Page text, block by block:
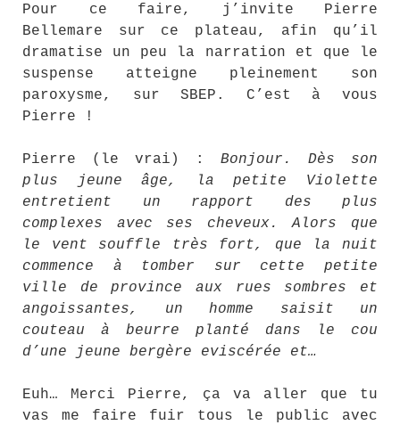
Pour ce faire, j’invite Pierre
Bellemare sur ce plateau, afin qu’il
dramatise un peu la narration et que le
suspense atteigne pleinement son
paroxysme, sur SBEP. C’est à vous
Pierre !
Pierre (le vrai) : Bonjour. Dès son
plus jeune âge, la petite Violette
entretient un rapport des plus
complexes avec ses cheveux. Alors que
le vent souffle très fort, que la nuit
commence à tomber sur cette petite
ville de province aux rues sombres et
angoissantes, un homme saisit un
couteau à beurre planté dans le cou
d’une jeune bergère eviscérée et…
Euh… Merci Pierre, ça va aller que tu
vas me faire fuir tous le public avec